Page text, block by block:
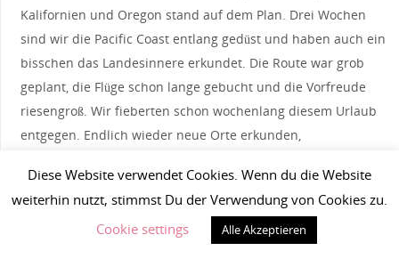
Kalifornien und Oregon stand auf dem Plan. Drei Wochen
sind wir die Pacific Coast entlang gedüst und haben auch ein
bisschen das Landesinnere erkundet. Die Route war grob
geplant, die Flüge schon lange gebucht und die Vorfreude
riesengroß. Wir fieberten schon wochenlang diesem Urlaub
entgegen. Endlich wieder neue Orte erkunden,
endlose Straßen entlangfahren, tolle Aussichten genießen.
Vorab kann schon gesagt werden: Es war ein traumhafter
Urlaub mit vielen großartigen, neuen Erlebnissen. Hier auf
Diese Website verwendet Cookies. Wenn du die Website
weiterhin nutzt, stimmst Du der Verwendung von Cookies zu.
Cookie settings
Alle Akzeptieren